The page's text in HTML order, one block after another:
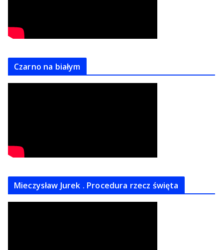
Czarno na białym
Mieczysław Jurek . Procedura rzecz święta